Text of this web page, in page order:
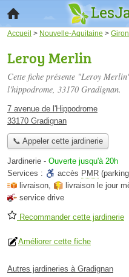
Accueil > Nouvelle-Aquitaine >
Leroy Merlin
Cette fiche présente "Leroy
l'hippodrome, 33170 Gradignan.
7 avenue de l'Hippodrome
33170 Gradignan
📞 Appeler cette jardinerie
Jardinerie - Ouverte jusqu'à 20h
Services :
accès PMR
livraison, livraison le jour
service drive
Recommander cette jardinerie
Améliorer cette fiche
Autres jardineries à Gradignan